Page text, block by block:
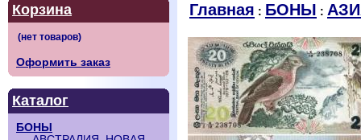
Корзина
Оформить заказ
Каталог
БОНЫ
Главная : БОНЫ :